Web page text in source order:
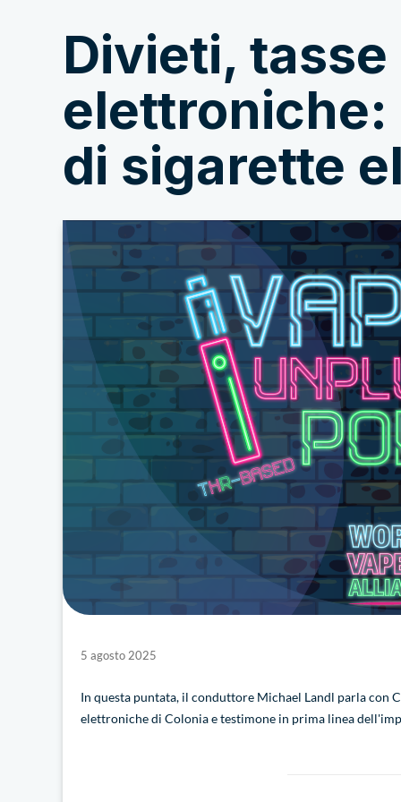
Chi siamo
Divieti,
elettroniche:
di sigarette
5 agosto 2025
In questa puntata, il conduttore Michael Landl parla con
elettroniche di Colonia e testimone in prima linea